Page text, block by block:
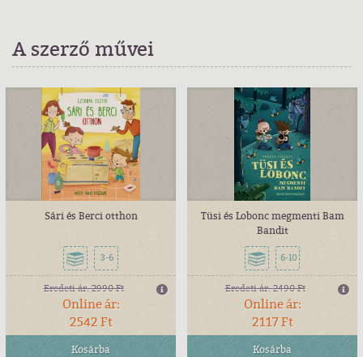
A szerző művei
Sári és Berci otthon
3-6
Eredeti ár:2990 Ft
Online ár:
2542 Ft
Kosárba
Tüsi és Lobonc megmenti Bam
Bandit
6-10
Eredeti ár:2490 Ft
Online ár:
2117 Ft
Kosárba